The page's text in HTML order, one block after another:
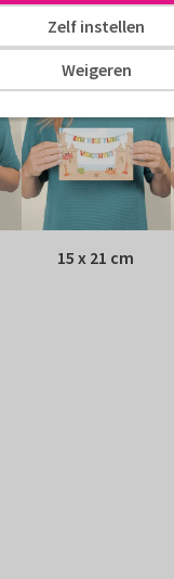
Achterop de kaart
15 x 21 cm
Weigeren
Zelf instellen